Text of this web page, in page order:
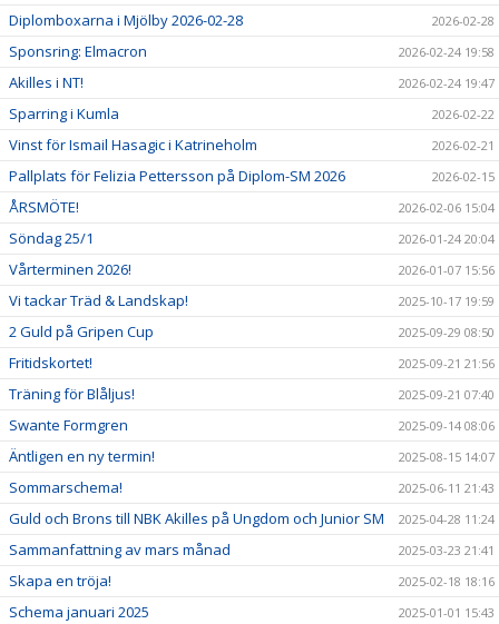
Diplomboxarna i Mjölby 2026-02-28 2026-02-28
Sponsring: Elmacron 2026-02-24 19:58
Akilles i NT! 2026-02-24 19:47
Sparring i Kumla 2026-02-22
Vinst för Ismail Hasagic i Katrineholm 2026-02-21
Pallplats för Felizia Pettersson på Diplom-SM 2026 2026-02-15
ÅRSMÖTE! 2026-02-06 15:04
Söndag 25/1 2026-01-24 20:04
Vårterminen 2026! 2026-01-07 15:56
Vi tackar Träd & Landskap! 2025-10-17 19:59
2 Guld på Gripen Cup 2025-09-29 08:50
Fritidskortet! 2025-09-21 21:56
Träning för Blåljus! 2025-09-21 07:40
Swante Formgren 2025-09-14 08:06
Äntligen en ny termin! 2025-08-15 14:07
Sommarschema! 2025-06-11 21:43
Guld och Brons till NBK Akilles på Ungdom och Junior SM 2025-04-28 11:24
Sammanfattning av mars månad 2025-03-23 21:41
Skapa en tröja! 2025-02-18 18:16
Schema januari 2025 2025-01-01 15:43